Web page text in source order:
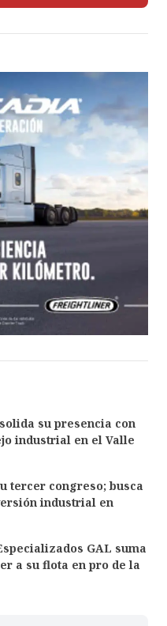
su presencia con
industrial en el Valle
tercer congreso; busca
industrial en
GAL suma
a su flota en pro de la